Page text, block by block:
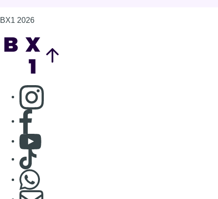
BX1 2026
Consulter page Instagram
Consulter page Facebook
Consulter Youtube
Consulter TikTok
S'abonner à notre newsletter